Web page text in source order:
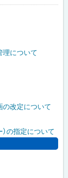
について
の改定について
の指定について